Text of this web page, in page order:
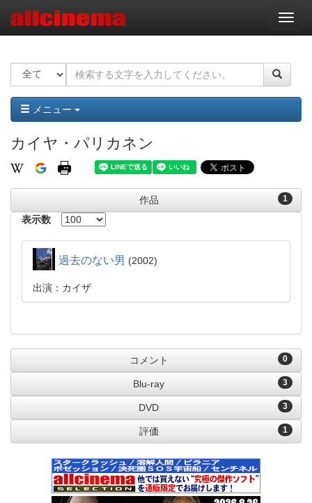
ナ
ビ
ー
ョ
ン
メニュー
カイヤ・パリカネン
1
作品
表示数
過去のない男 2002
出演：カイザ
0
コメント
3
Blu-ray
3
DVD
1
評価